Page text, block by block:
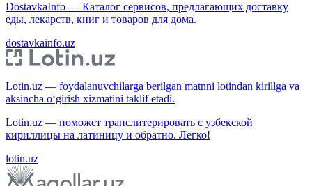
DostavkaInfo — Каталог сервисов, предлагающих доставку
еды, лекарств, книг и товаров для дома.
dostavkainfo.uz
Lotin.uz — foydalanuvchilarga berilgan matnni lotindan kirillga va
aksincha o‘girish xizmatini taklif etadi.
Lotin.uz — поможет транслитерировать с узбекской
кириллицы на латиницу и обратно. Легко!
lotin.uz